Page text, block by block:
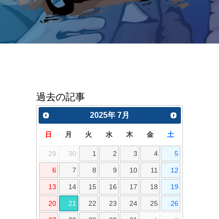
過去の記事
2025年 7月
日 月 火 水 木 金 土
29 30 1 2 3 4 5
6 7 8 9 10 11 12
13 14 15 16 17 18 19
20 21 22 23 24 25 26